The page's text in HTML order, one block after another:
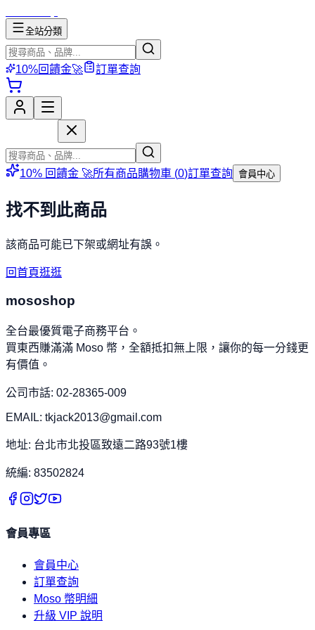
全站分類
10%回饋金🚀 訂單查詢
10% 回饋金 🚀所有商品購物車 (0)訂單查詢 會員中心
找不到此商品
該商品可能已下架或網址有誤。
回首頁逛逛
mososhop
全台最優質電子商務平台。
買東西賺滿滿 Moso 幣，全額抵扣無上限，讓你的每一分錢更
有價值。
公司市話: 02-28365-009
EMAIL: tkjack2013@gmail.com
地址: 台北市北投區致遠二路93號1樓
統編: 83502824
會員專區
會員中心
訂單查詢
Moso 幣明細
升級 VIP 說明